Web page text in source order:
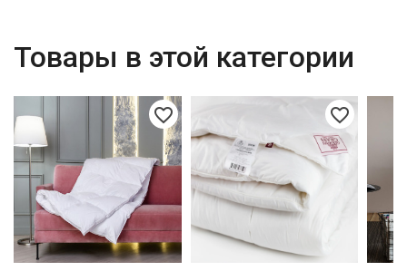
Товары в этой категории
favorite_border favorite_border